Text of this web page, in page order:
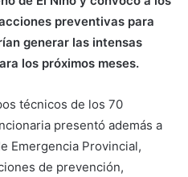
preventivas para
generar las intensas
los próximos meses.
técnicos de los 70
presentó además a
Emergencia Provincial,
de prevención,